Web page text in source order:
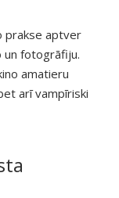
prakse aptver
un fotogrāfiju.
amatieru
arī vampīriski